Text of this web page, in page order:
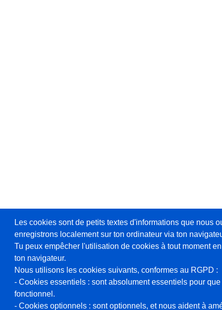
Les cookies sont de petits textes d'informations que nous
enregistrons localement sur ton ordinateur via ton
Tu peux empêcher l'utilisation de cookies à tout moment
ton navigateur.
Nous utilisons les cookies suivants, conformes au RGPD :
- Cookies essentiels : sont absolument essentiels pour
fonctionnel.
- Cookies optionnels : sont optionnels, et nous aident à